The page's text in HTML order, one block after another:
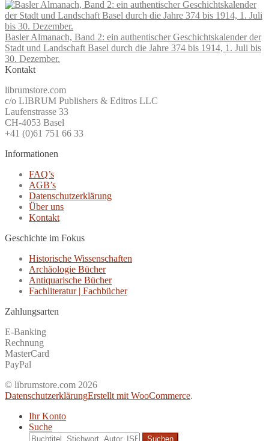
Basler Almanach, Band 2: ein authentischer Geschichtskalender der
Stadt und Landschaft Basel durch die Jahre 374 bis 1914, 1. Juli bis
30. Dezember.
Kontakt
librumstore.com
c/o LIBRUM Publishers & Editros LLC
Laufenstrasse 33
CH-4053 Basel
+41 (0)61 751 66 33
Informationen
FAQ’s
AGB’s
Datenschutzerklärung
Über uns
Kontakt
Geschichte im Fokus
Historische Wissenschaften
Archäologie Bücher
Antiquarische Bücher
Fachliteratur | Fachbücher
Zahlungsarten
E-Banking
Rechnung
MasterCard
PayPal
© librumstore.com 2026
DatenschutzerklärungErstellt mit WooCommerce.
Ihr Konto
Suche
Suche